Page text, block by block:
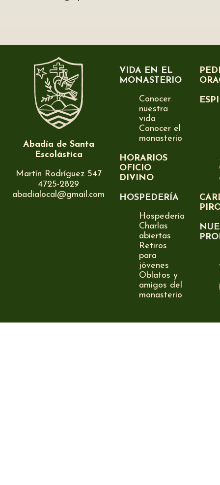
Abadía de Santa
Escolástica
Martín Rodríguez 547
4725-2829
abadialocal@gmail.com
VIDA EN EL
MONASTERIO
Conocer
nuestra
vida
Conocer el
monasterio
HORARIOS
OFICIO
DIVINO
HOSPEDERÍA
Hospedería
Charlas
abiertas
Retiros
para
jóvenes
Oblatos y
amigos del
monasterio